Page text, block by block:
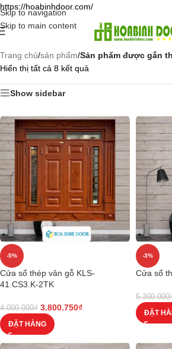
https://hoabinhdoor.com/
Skip to navigation
Skip to main content
Trang chủ/sản phẩm/Sản phẩm được gắn
Hiển thị tất cả 8 kết quả
Show sidebar
-5%
Cửa sổ thép vân gỗ KLS-
41.CS3.K-2TK
4.000.000₫ 3.800.750₫
ĐẶT HÀNG
-3%
Cửa sổ
5.300.000
ĐẶT